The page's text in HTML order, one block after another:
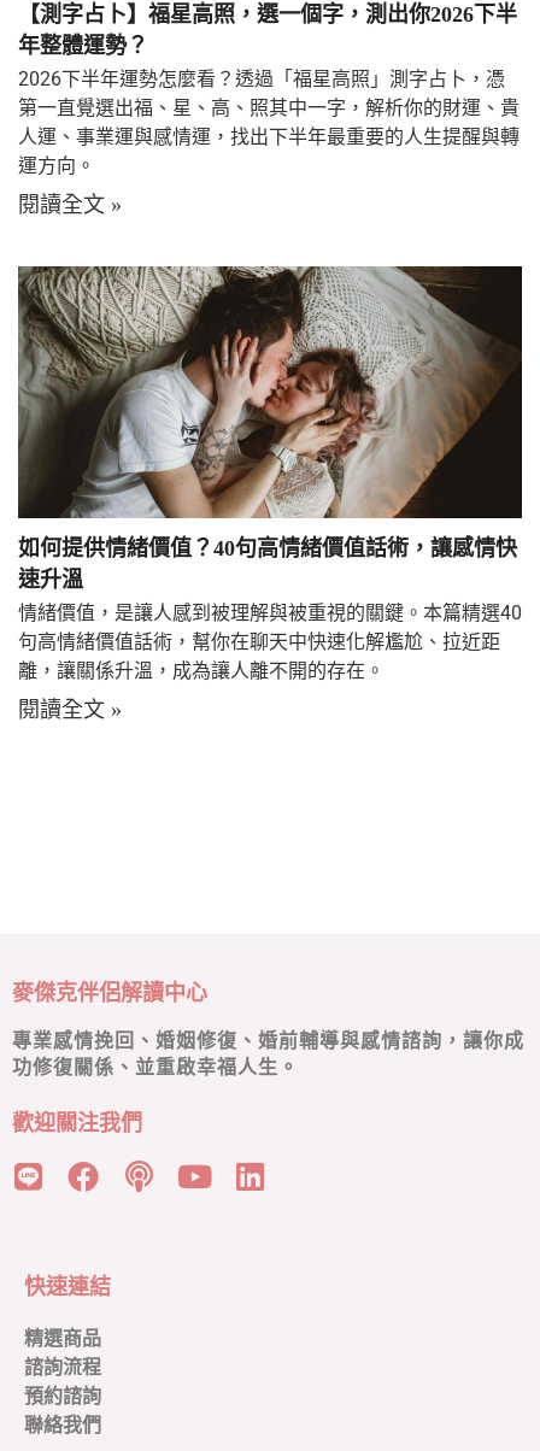
【測字占卜】福星高照，選一個字，測出你2026下半
年整體運勢？
2026下半年運勢怎麼看？透過「福星高照」測字占卜，憑
第一直覺選出福、星、高、照其中一字，解析你的財運、貴
人運、事業運與感情運，找出下半年最重要的人生提醒與轉
運方向。
閱讀全文 »
如何提供情緒價值？40句高情緒價值話術，讓感情快
速升溫
情緒價值，是讓人感到被理解與被重視的關鍵。本篇精選40
句高情緒價值話術，幫你在聊天中快速化解尷尬、拉近距
離，讓關係升溫，成為讓人離不開的存在。
閱讀全文 »
麥傑克伴侶解讀中心
專業感情挽回、婚姻修復、婚前輔導與感情諮詢，讓你成
功修復關係、並重啟幸福人生。
歡迎關注我們
快速連結
精選商品
諮詢流程
預約諮詢
聯絡我們